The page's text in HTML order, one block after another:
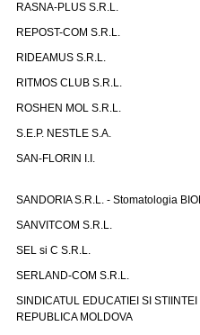
RASNA-PLUS S.R.L.
REPOST-COM S.R.L.
RIDEAMUS S.R.L.
RITMOS CLUB S.R.L.
ROSHEN MOL S.R.L.
S.E.P. NESTLE S.A.
SAN-FLORIN I.I.
SANDORIA S.R.L. - Stomatologia
SANVITCOM S.R.L.
SEL si C S.R.L.
SERLAND-COM S.R.L.
SINDICATUL EDUCATIEI SI STIINTEI
REPUBLICA MOLDOVA